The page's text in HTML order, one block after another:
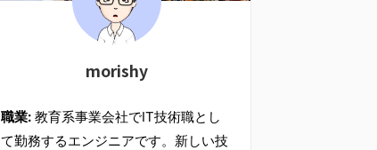
morishy
職業: 教育系事業会社でIT技術職とし
て勤務するエンジニアです。新しい技